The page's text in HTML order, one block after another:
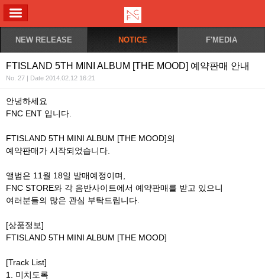
NEW RELEASE NOTICE F'MEDIA
FTISLAND 5TH MINI ALBUM [THE MOOD] 예약판매 안내
No. 27 | Date 2014.02.12 16:21
안녕하세요
FNC ENT 입니다.
FTISLAND 5TH MINI ALBUM [THE MOOD]의
예약판매가 시작되었습니다.
앨범은 11월 18일 발매예정이며,
FNC STORE와 각 음반사이트에서 예약판매를 받고 있으니
여러분들의 많은 관심 부탁드립니다.
[상품정보]
FTISLAND 5TH MINI ALBUM [THE MOOD]
[Track List]
1. 미치도록